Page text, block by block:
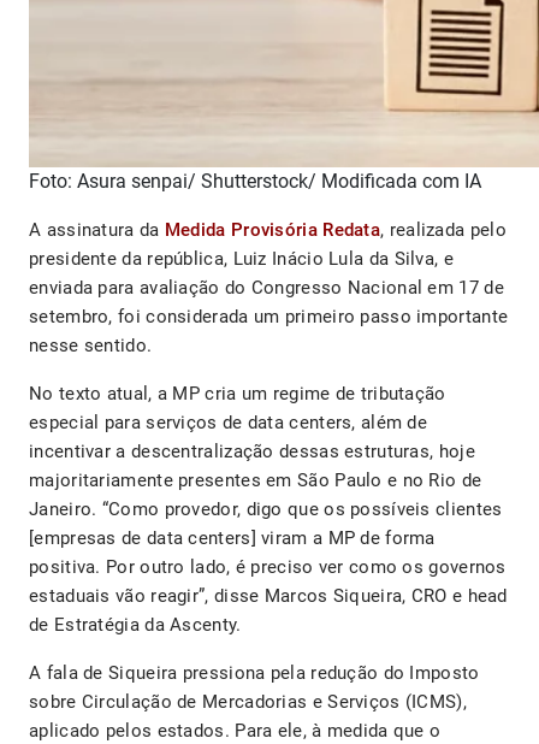
Foto: Asura senpai/ Shutterstock/ Modificada com IA
A assinatura da Medida Provisória Redata, realizada pelo
presidente da república, Luiz Inácio Lula da Silva, e
enviada para avaliação do Congresso Nacional em 17 de
setembro, foi considerada um primeiro passo importante
nesse sentido.
No texto atual, a MP cria um regime de tributação
especial para serviços de data centers, além de
incentivar a descentralização dessas estruturas, hoje
majoritariamente presentes em São Paulo e no Rio de
Janeiro. “Como provedor, digo que os possíveis clientes
[empresas de data centers] viram a MP de forma
positiva. Por outro lado, é preciso ver como os governos
estaduais vão reagir”, disse Marcos Siqueira, CRO e head
de Estratégia da Ascenty.
A fala de Siqueira pressiona pela redução do Imposto
sobre Circulação de Mercadorias e Serviços (ICMS),
aplicado pelos estados. Para ele, à medida que o